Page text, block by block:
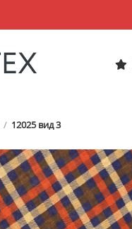
12025 вид 3